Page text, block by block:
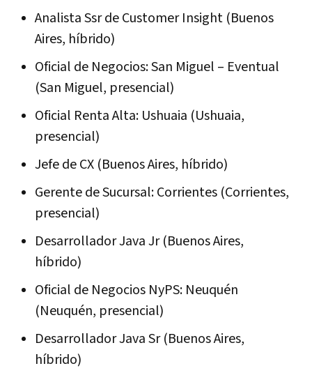
Analista Ssr de Customer Insight (Buenos
Aires, híbrido)
Oficial de Negocios: San Miguel – Eventual
(San Miguel, presencial)
Oficial Renta Alta: Ushuaia (Ushuaia,
presencial)
Jefe de CX (Buenos Aires, híbrido)
Gerente de Sucursal: Corrientes (Corrientes,
presencial)
Desarrollador Java Jr (Buenos Aires,
híbrido)
Oficial de Negocios NyPS: Neuquén
(Neuquén, presencial)
Desarrollador Java Sr (Buenos Aires,
híbrido)